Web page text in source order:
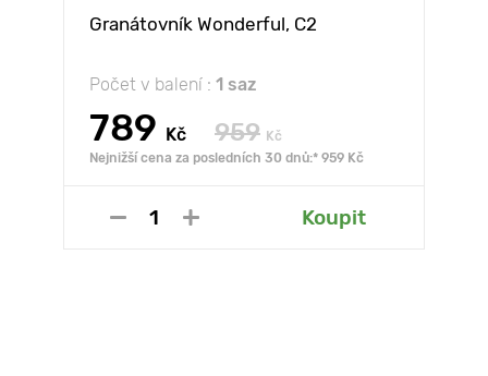
Granátovník Wonderful, С2
Počet v balení : 1 saz
789 Kč 959 Kč
Nejnižší cena za posledních 30 dnů:* 959 Kč
Koupit